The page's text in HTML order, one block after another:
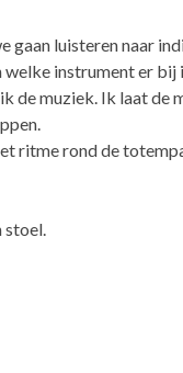
gaan luisteren naar
welke instrument er
de muziek. Ik laat de
ritme rond de
stoel.